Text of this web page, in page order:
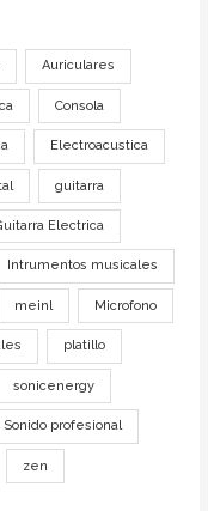
Auriculares
Consola
Electroacustica
guitarra
Electrica
Intrumentos musicales
meinl Microfono
platillo
sonicenergy
Sonido profesional
zen